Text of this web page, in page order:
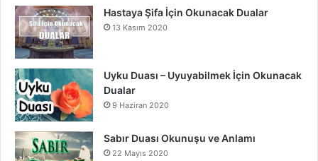
Hastaya Şifa İçin Okunacak Dualar
13 Kasım 2020
Uyku Duası – Uyuyabilmek İçin Okunacak
Dualar
9 Haziran 2020
Sabır Duası Okunuşu ve Anlamı
22 Mayıs 2020